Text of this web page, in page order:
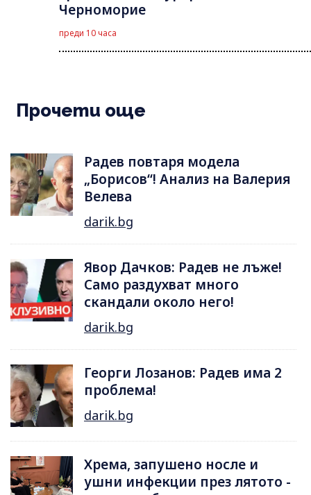
Черноморие
преди 10 часа
Прочети още
Радев повтаря модела
„Борисов“! Анализ на Валерия
Велева
darik.bg
Явор Дачков: Радев не лъже!
Само раздухват много
скандали около него!
darik.bg
Георги Лозанов: Радев има 2
проблема!
darik.bg
Хрема, запушено носле и
ушни инфекции през лятотo -